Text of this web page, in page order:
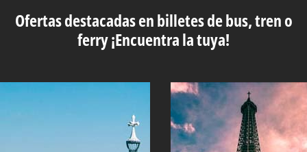
Ofertas destacadas en billetes de bus, tren o
ferry ¡Encuentra la tuya!